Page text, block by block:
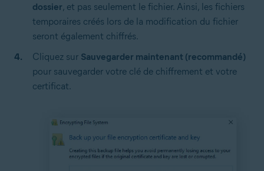
dossier, et pas seulement le fichier. Ainsi, les fichiers
temporaires créés lors de la modification du fichier
seront également chiffrés.
Cliquez sur Sauvegarder maintenant (recommandé)
pour sauvegarder votre clé de chiffrement et votre
certificat.